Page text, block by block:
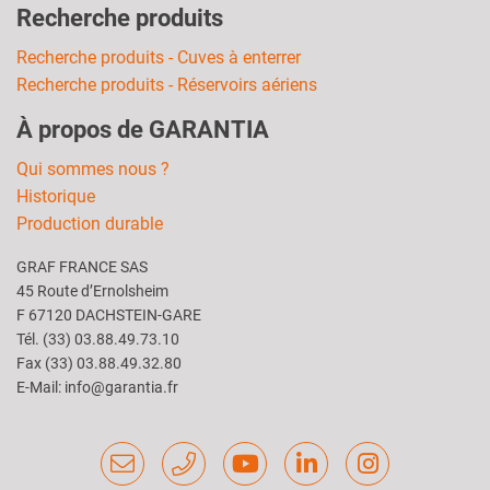
Recherche produits
Recherche produits - Cuves à enterrer
Recherche produits - Réservoirs aériens
À propos de GARANTIA
Qui sommes nous ?
Historique
Production durable
GRAF FRANCE SAS
45 Route d’Ernolsheim
F 67120 DACHSTEIN-GARE
Tél. (33) 03.88.49.73.10
Fax (33) 03.88.49.32.80
E-Mail: info@garantia.fr